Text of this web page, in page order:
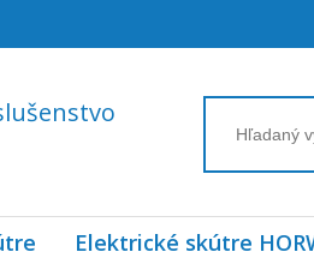
Elektrické skútre